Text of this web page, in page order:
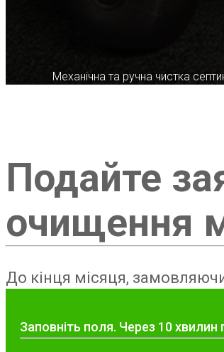
Механічна та ручна чистка
Подайте
очищення
До кінця місяця,
Заповніть поля. Через 10